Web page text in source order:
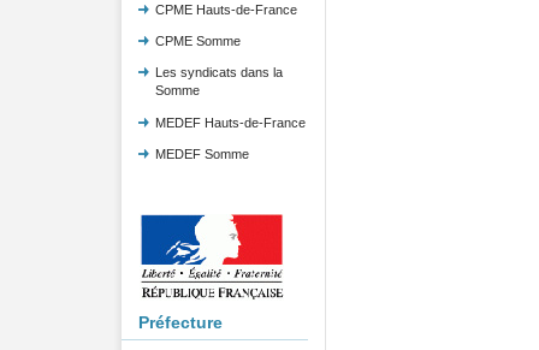
CPME Hauts-de-France
CPME Somme
Les syndicats dans la
Somme
MEDEF Hauts-de-France
MEDEF Somme
Préfecture